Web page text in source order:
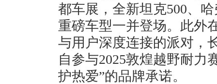
都车展，全新坦克500、
重磅车型一并登场。此外
与用户深度连接的派对，
自参与2025敦煌越野耐力
护热爱”的品牌承诺。